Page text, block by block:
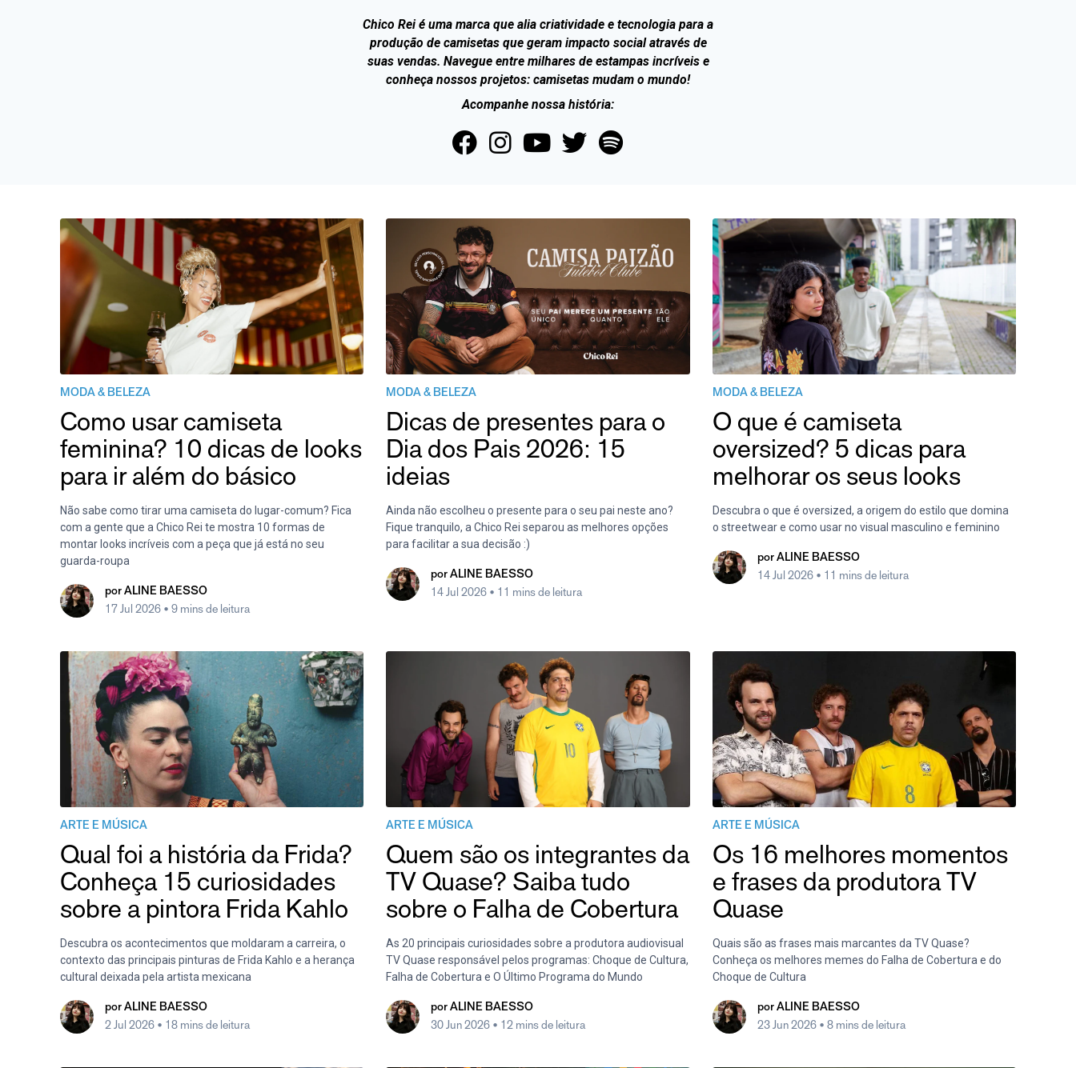
Chico Rei é uma marca que alia criatividade e tecnologia para a
produção de camisetas que geram impacto social através de
suas vendas. Navegue entre milhares de estampas incríveis e
conheça nossos projetos: camisetas mudam o mundo!
Acompanhe nossa história:
MODA & BELEZA
Como usar camiseta
feminina? 10 dicas de looks
para ir além do básico
Não sabe como tirar uma camiseta do lugar-comum? Fica
com a gente que a Chico Rei te mostra 10 formas de
montar looks incríveis com a peça que já está no seu
guarda-roupa
por ALINE BAESSO
17 Jul 2026 • 9 mins de leitura
MODA & BELEZA
Dicas de presentes para o
Dia dos Pais 2026: 15
ideias
Ainda não escolheu o presente para o seu pai neste ano?
Fique tranquilo, a Chico Rei separou as melhores opções
para facilitar a sua decisão :)
porALINE BAESSO
14 Jul 2026 • 11 mins de leitura
MODA & BELEZA
O que é camiseta
oversized? 5 dicas para
melhorar os seus looks
Descubra o que é oversized, a origem do estilo que domina
o streetwear e como usar no visual masculino e feminino
por ALINE BAESSO
14 Jul 2026 • 11 mins de leitura
ARTE E MÚSICA
Qual foi a história da Frida?
Conheça 15 curiosidades
sobre a pintora Frida Kahlo
Descubra os acontecimentos que moldaram a carreira, o
contexto das principais pinturas de Frida Kahlo e a herança
cultural deixada pela artista mexicana
por ALINE BAESSO
2 Jul 2026 • 18 mins de leitura
ARTE E MÚSICA
Quem são os integrantes da
TV Quase? Saiba tudo
sobre o Falha de Cobertura
As 20 principais curiosidades sobre a produtora audiovisual
TV Quase responsável pelos programas: Choque de Cultura,
Falha de Cobertura e O Último Programa do Mundo
porALINE BAESSO
30 Jun 2026 • 12 mins de leitura
ARTE E MÚSICA
Os 16 melhores momentos
e frases da produtora TV
Quase
Quais são as frases mais marcantes da TV Quase?
Conheça os melhores memes do Falha de Cobertura e do
Choque de Cultura
por ALINE BAESSO
23 Jun 2026 • 8 mins de leitura